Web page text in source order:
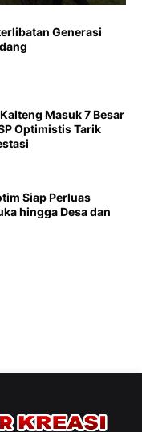
Generasi
Masuk 7 Besar
Optimistis Tarik
Siap Perluas
hingga Desa dan